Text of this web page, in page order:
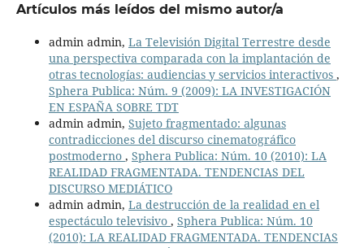
Artículos más leídos del mismo autor/a
admin admin, La Televisión Digital Terrestre desde
una perspectiva comparada con la implantación de
otras tecnologías: audiencias y servicios interactivos ,
Sphera Publica: Núm. 9 (2009): LA INVESTIGACIÓN
EN ESPAÑA SOBRE TDT
admin admin, Sujeto fragmentado: algunas
contradicciones del discurso cinematográfico
postmoderno , Sphera Publica: Núm. 10 (2010): LA
REALIDAD FRAGMENTADA. TENDENCIAS DEL
DISCURSO MEDIÁTICO
admin admin, La destrucción de la realidad en el
espectáculo televisivo , Sphera Publica: Núm. 10
(2010): LA REALIDAD FRAGMENTADA. TENDENCIAS